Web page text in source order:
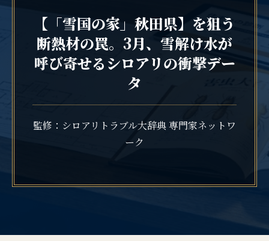
【「雪国の家」秋田県】を狙う
断熱材の罠。3月、雪解け水が
呼び寄せるシロアリの衝撃デー
タ
監修：シロアリトラブル大辞典 専門家ネットワ
ーク